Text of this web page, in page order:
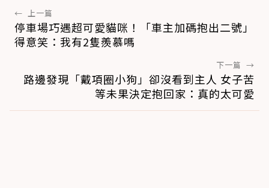
← 上一篇
停車場巧遇超可愛貓咪！「車主加碼抱出二號」
得意笑：我有2隻羨慕嗎
下一篇 →
路邊發現「戴項圈小狗」卻沒看到主人 女子苦
等未果決定抱回家：真的太可愛